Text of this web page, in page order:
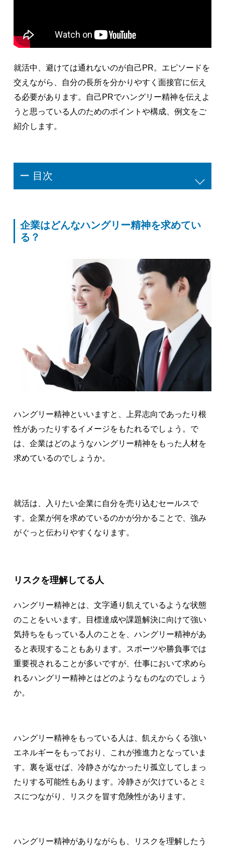
就活中、避けては通れないのが自己PR。エピソードを
交えながら、自分の長所を分かりやすく面接官に伝え
る必要があります。自己PRでハングリー精神を伝えよ
うと思っている人のためのポイントや構成、例文をご
紹介します。
ー 目次
企業はどんなハングリー精神を求めてい
る？
ハングリー精神といいますと、上昇志向であったり根
性があったりするイメージをもたれるでしょう。で
は、企業はどのようなハングリー精神をもった人材を
求めているのでしょうか。
就活は、入りたい企業に自分を売り込むセールスで
す。企業が何を求めているのかが分かることで、強み
がぐっと伝わりやすくなります。
リスクを理解してる人
ハングリー精神とは、文字通り飢えているような状態
のことをいいます。目標達成や課題解決に向けて強い
気持ちをもっている人のことを、ハングリー精神があ
ると表現することもあります。スポーツや勝負事では
重要視されることが多いですが、仕事において求めら
れるハングリー精神とはどのようなものなのでしょう
か。
ハングリー精神をもっている人は、飢えからくる強い
エネルギーをもっており、これが推進力となっていま
す。裏を返せば、冷静さがなかったり孤立してしまっ
たりする可能性もあります。冷静さが欠けているとミ
スにつながり、リスクを冒す危険性があります。
ハングリー精神がありながらも、リスクを理解したう